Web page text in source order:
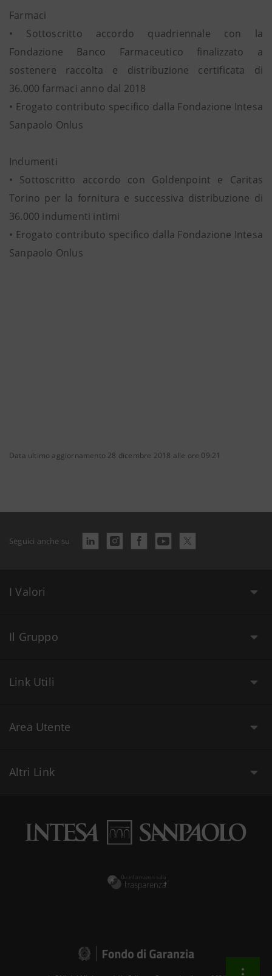
Farmaci
• Sottoscritto accordo quadriennale con la
Fondazione Banco Farmaceutico finalizzato a
sostenere raccolta e distribuzione certificata di
36.000 farmaci anno dal 2018
• Erogato contributo specifico dalla Fondazione Intesa
Sanpaolo Onlus
Indumenti
• Sottoscritto accordo con Goldenpoint e Caritas
Torino per la fornitura e successiva distribuzione di
36.000 indumenti intimi
• Erogato contributo specifico dalla Fondazione Intesa
Sanpaolo Onlus
Data ultimo aggiornamento 28 dicembre 2018 alle ore 09:21
Seguici anche su
I Valori
Il Gruppo
Link Utili
Area Utente
Altri Link